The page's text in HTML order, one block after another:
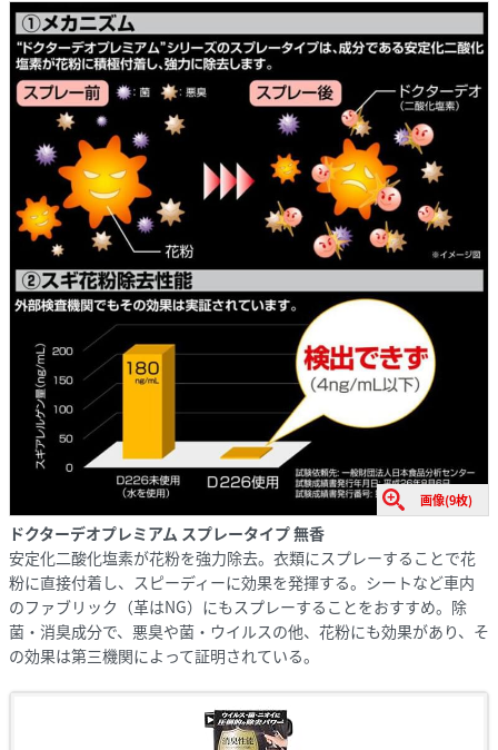
画像(9枚)
ドクターデオプレミアム スプレータイプ 無香
安定化二酸化塩素が花粉を強力除去。衣類にスプレーすることで花
粉に直接付着し、スピーディーに効果を発揮する。シートなど車内
のファブリック（革はNG）にもスプレーすることをおすすめ。除
菌・消臭成分で、悪臭や菌・ウイルスの他、花粉にも効果があり、そ
の効果は第三機関によって証明されている。